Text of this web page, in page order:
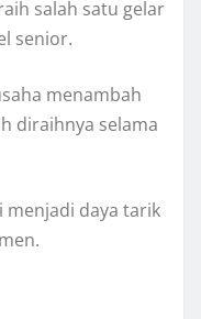
salah satu gelar
senior.
menambah
diraihnya selama
menjadi daya tarik